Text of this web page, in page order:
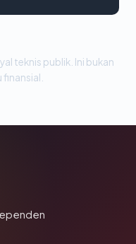
teknis publik. Ini bukan